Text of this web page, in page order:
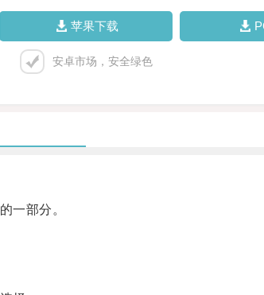
苹果下载
安卓市场，安全绿色
一部分。